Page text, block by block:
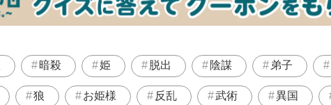
暗殺 姫 脱出 陰謀 弟子
狼 お姫様 反乱 武術 異国